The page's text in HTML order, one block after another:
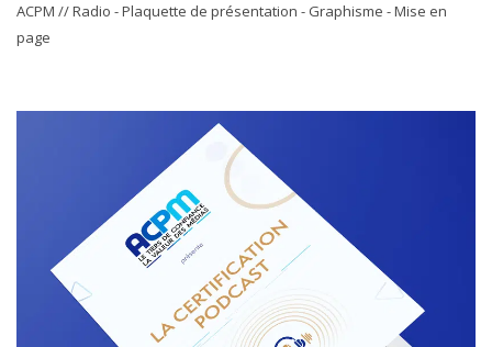
ACPM // Radio - Plaquette de présentation - Graphisme - Mise en
page